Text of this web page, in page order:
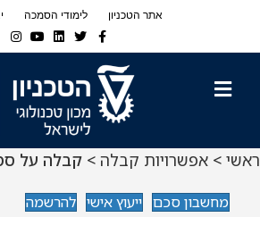
אתר הטכניון לימודי הסמכה
Facebook
Twitter
Linkedin
Youtube
ראשי > אפשרויות קבלה > קבלה על
מחשבון סכם ייעוץ אישי להרשמה